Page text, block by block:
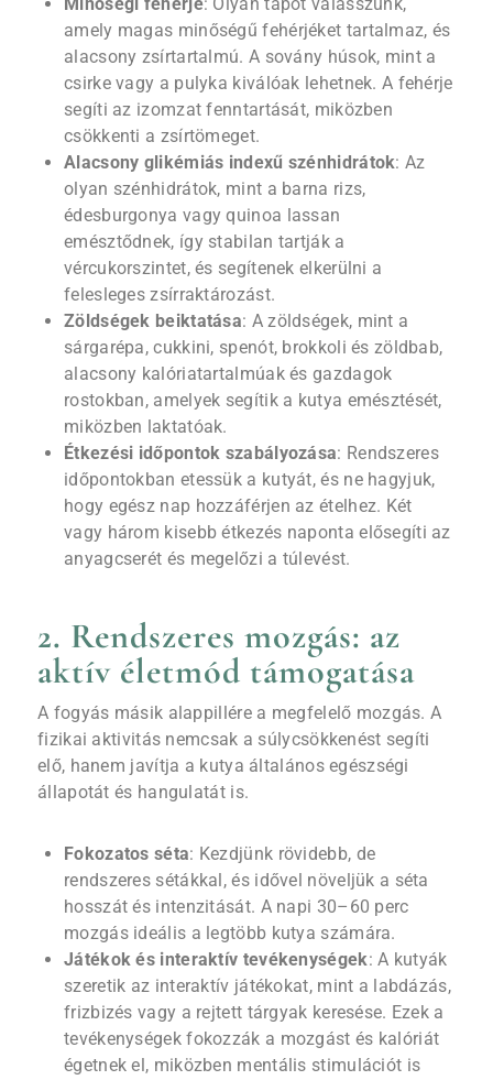
amely magas minőségű fehérjéket tartalmaz, és
alacsony zsírtartalmú. A sovány húsok, mint a
csirke vagy a pulyka kiválóak lehetnek. A fehérje
segíti az izomzat fenntartását, miközben
csökkenti a zsírtömeget.
Alacsony glikémiás indexű szénhidrátok: Az
olyan szénhidrátok, mint a barna rizs,
édesburgonya vagy quinoa lassan
emésztődnek, így stabilan tartják a
vércukorszintet, és segítenek elkerülni a
felesleges zsírraktározást.
Zöldségek beiktatása: A zöldségek, mint a
sárgarépa, cukkini, spenót, brokkoli és zöldbab,
alacsony kalóriatartalmúak és gazdagok
rostokban, amelyek segítik a kutya emésztését,
miközben laktatóak.
Étkezési időpontok szabályozása: Rendszeres
időpontokban etessük a kutyát, és ne hagyjuk,
hogy egész nap hozzáférjen az ételhez. Két
vagy három kisebb étkezés naponta elősegíti az
anyagcserét és megelőzi a túlevést.
2. Rendszeres mozgás: az
aktív életmód támogatása
A fogyás másik alappillére a megfelelő mozgás. A
fizikai aktivitás nemcsak a súlycsökkenést segíti
elő, hanem javítja a kutya általános egészségi
állapotát és hangulatát is.
Fokozatos séta: Kezdjünk rövidebb, de
rendszeres sétákkal, és idővel növeljük a séta
hosszát és intenzitását. A napi 30–60 perc
mozgás ideális a legtöbb kutya számára.
Játékok és interaktív tevékenységek: A kutyák
szeretik az interaktív játékokat, mint a labdázás,
frizbizés vagy a rejtett tárgyak keresése. Ezek a
tevékenységek fokozzák a mozgást és kalóriát
égetnek el, miközben mentális stimulációt is